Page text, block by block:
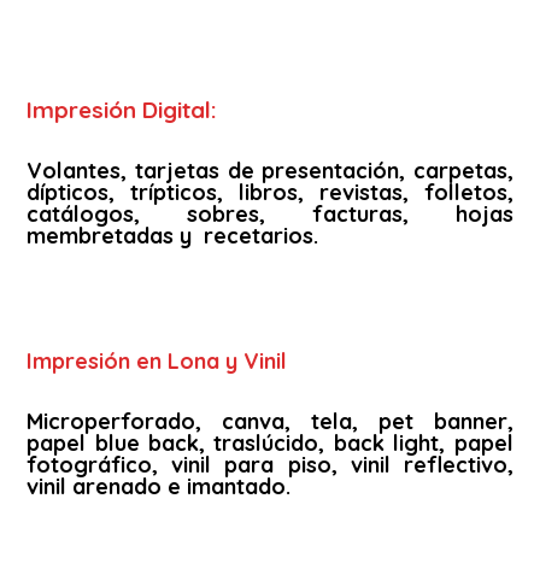
Impresión Digital:
Volantes, tarjetas de presentación, carpetas,
dípticos, trípticos, libros, revistas, folletos,
catálogos, sobres, facturas, hojas
membretadas y recetarios.
Impresión en Lona y Vinil
Microperforado, canva, tela, pet banner,
papel blue back, traslúcido, back light, papel
fotográfico, vinil para piso, vinil reflectivo,
vinil arenado e imantado.